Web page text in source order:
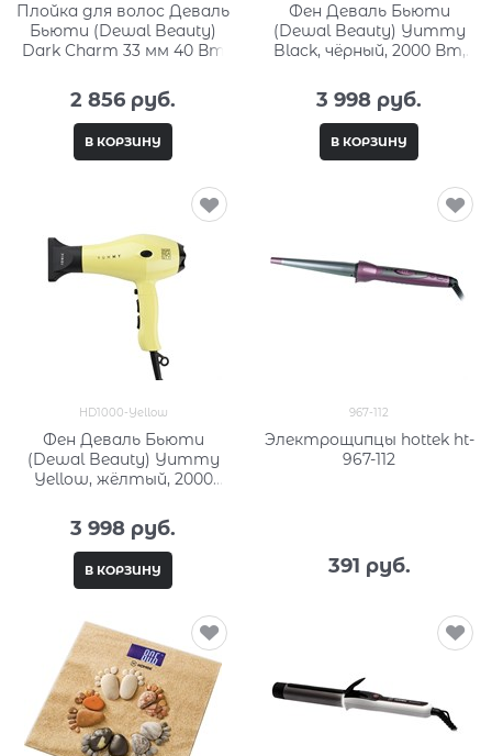
Плойка для волос Деваль
Бьюти (Dewal Beauty)
Dark Charm 33 мм 40 Вт
2 856 руб.
В КОРЗИНУ
Фен Деваль Бьюти
(Dewal Beauty) Yummy
Black, чёрный, 2000 Вт,
Black:null
3 998 руб.
В КОРЗИНУ
HD1000-Yellow
Фен Деваль Бьюти
(Dewal Beauty) Yummy
Yellow, жёлтый, 2000
Yellow
3 998 руб.
В КОРЗИНУ
967-112
Электрощипцы hottek ht-
967-112
391 руб.